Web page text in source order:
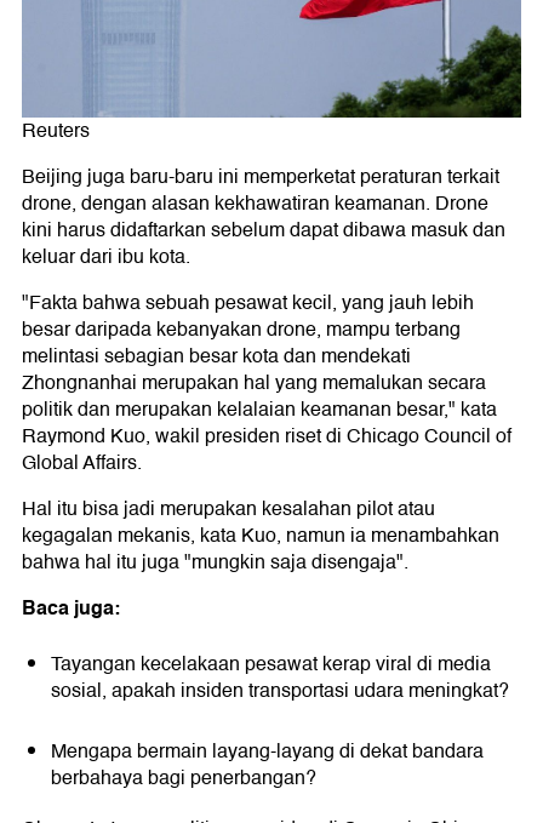
Reuters
Beijing juga baru-baru ini memperketat peraturan terkait
drone, dengan alasan kekhawatiran keamanan. Drone
kini harus didaftarkan sebelum dapat dibawa masuk dan
keluar dari ibu kota.
"Fakta bahwa sebuah pesawat kecil, yang jauh lebih
besar daripada kebanyakan drone, mampu terbang
melintasi sebagian besar kota dan mendekati
Zhongnanhai merupakan hal yang memalukan secara
politik dan merupakan kelalaian keamanan besar," kata
Raymond Kuo, wakil presiden riset di Chicago Council of
Global Affairs.
Hal itu bisa jadi merupakan kesalahan pilot atau
kegagalan mekanis, kata Kuo, namun ia menambahkan
bahwa hal itu juga "mungkin saja disengaja".
Baca juga:
Tayangan kecelakaan pesawat kerap viral di media
sosial, apakah insiden transportasi udara meningkat?
Mengapa bermain layang-layang di dekat bandara
berbahaya bagi penerbangan?